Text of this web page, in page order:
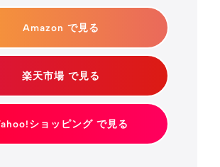
Amazon で見る
楽天市場 で見る
ショッピング で見る